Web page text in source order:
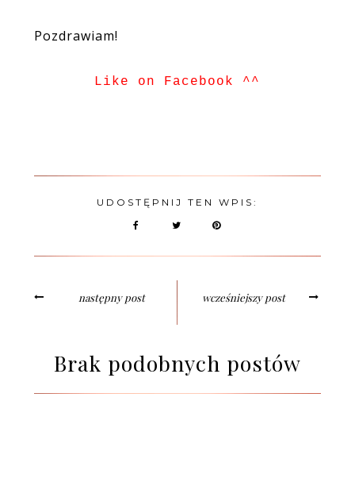
Pozdrawiam!
Like on Facebook ^^
UDOSTĘPNIJ TEN WPIS:
następny post wcześniejszy post
Brak podobnych postów